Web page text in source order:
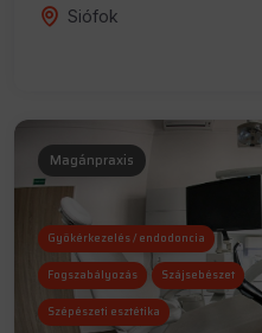
Siófok
Magánpraxis
Gyökérkezelés / endodoncia
Fogszabályozás Szájsebészet
Szépészeti esztétika